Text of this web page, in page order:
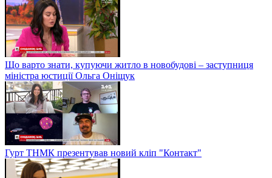
Що варто знати, купуючи житло в новобудові – заступниця
міністра юстиції Ольга Оніщук
Гурт ТНМК презентував новий кліп "Контакт"